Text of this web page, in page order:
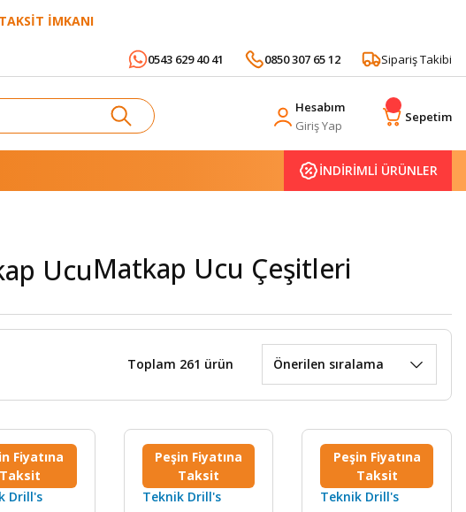
İMKANI
0543 629 40 41 0850 307 65 12 Sipariş Takibi
Hesabım
Giriş Yap
Sepetim
İNDİRİMLİ ÜRÜNLER
Matkap Ucu Çeşitleri
Toplam 261 ürün
Fiyatına
Taksit
Drill's
Peşin Fiyatına
Taksit
Teknik Drill's
Peşin Fiyatına
Taksit
Teknik Drill's